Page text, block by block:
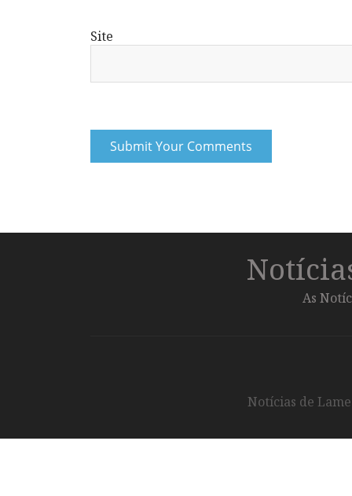
Site
As
Notícias de